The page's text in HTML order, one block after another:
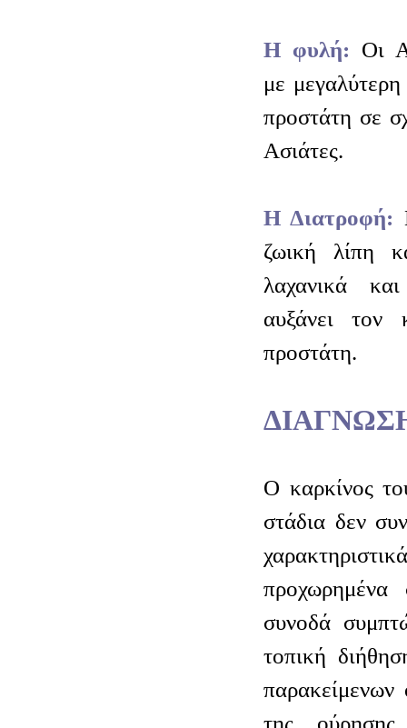
Η φυλή: Οι
με
προστάτη σε
Ασιάτες.
Η Διατροφή:
ζωική λίπη
λαχανικά
αυξάνει τον
προστάτη.
Ο καρκίνος
στάδια δεν
συνοδά
τοπική
παρακείμενων
της